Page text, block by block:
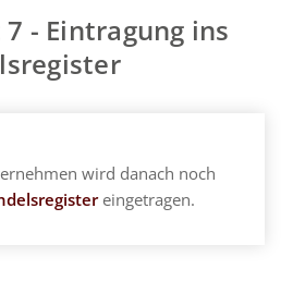
- Eintragung ins
wird danach noch
eingetragen.